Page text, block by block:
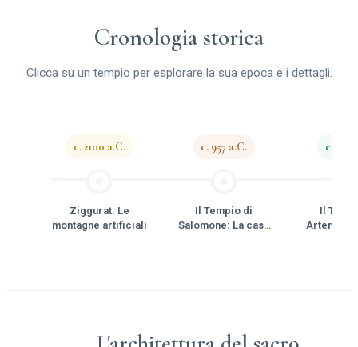
Cronologia storica
Clicca su un tempio per esplorare la sua epoca e i dettagli.
c. 2100 a.C.
Ziggurat: Le
montagne artificiali
c. 957 a.C.
Il Tempio di
Salomone: La casa
c. 550
Il
Artemide